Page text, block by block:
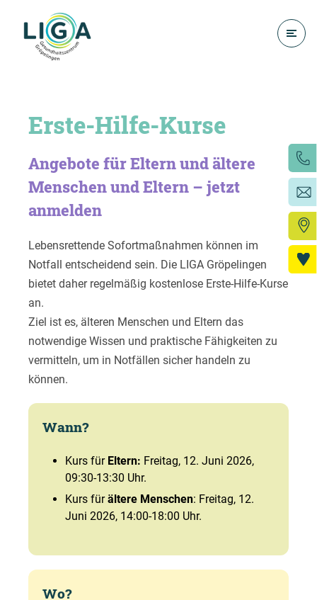
Erste-Hilfe-Kurse
Angebote für Eltern und ältere
Menschen und Eltern – jetzt
anmelden
Lebensrettende Sofortmaßnahmen können im
Notfall entscheidend sein. Die LIGA Gröpelingen
bietet daher regelmäßig kostenlose Erste-Hilfe-Kurse
an.
Ziel ist es, älteren Menschen und Eltern das
notwendige Wissen und praktische Fähigkeiten zu
vermitteln, um in Notfällen sicher handeln zu
können.
Wann?
Kurs für Eltern: Freitag, 12. Juni 2026,
09:30-13:30 Uhr.
Kurs fürältere Menschen: Freitag, 12.
Juni 2026, 14:00-18:00 Uhr.
Wo?